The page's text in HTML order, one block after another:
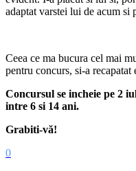
adaptat varstei lui de acum si
Ceea ce ma bucura cel mai
pentru concurs, si-a recapatat
Concursul se incheie pe 2
intre 6 si 14 ani.
Grabiti-vă!
0